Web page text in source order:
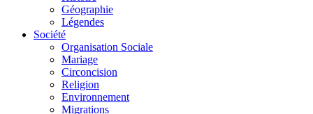
Géographie
Légendes
Société
Organisation Sociale
Mariage
Circoncision
Religion
Environnement
Migrations